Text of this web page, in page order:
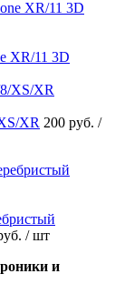
XR/11 3D
XR 200 руб. /
/ шт
и